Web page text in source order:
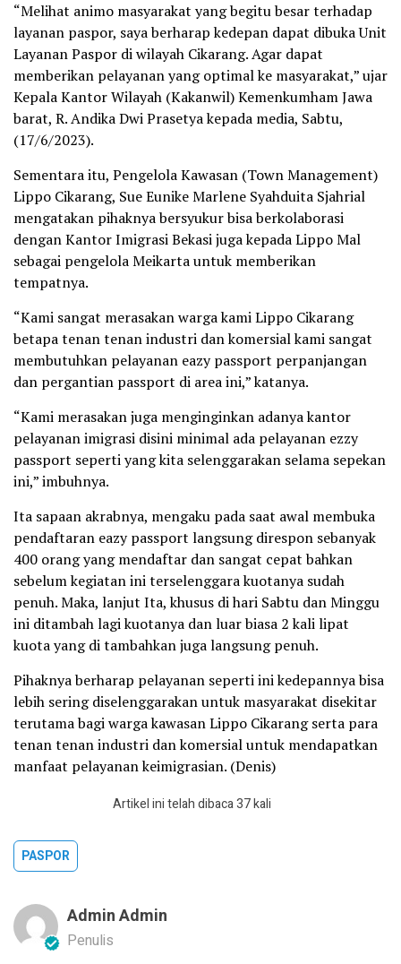
“Melihat animo masyarakat yang begitu besar terhadap
layanan paspor, saya berharap kedepan dapat dibuka Unit
Layanan Paspor di wilayah Cikarang. Agar dapat
memberikan pelayanan yang optimal ke masyarakat,” ujar
Kepala Kantor Wilayah (Kakanwil) Kemenkumham Jawa
barat, R. Andika Dwi Prasetya kepada media, Sabtu,
(17/6/2023).
Sementara itu, Pengelola Kawasan (Town Management)
Lippo Cikarang, Sue Eunike Marlene Syahduita Sjahrial
mengatakan pihaknya bersyukur bisa berkolaborasi
dengan Kantor Imigrasi Bekasi juga kepada Lippo Mal
sebagai pengelola Meikarta untuk memberikan
tempatnya.
“Kami sangat merasakan warga kami Lippo Cikarang
betapa tenan tenan industri dan komersial kami sangat
membutuhkan pelayanan eazy passport perpanjangan
dan pergantian passport di area ini,” katanya.
“Kami merasakan juga menginginkan adanya kantor
pelayanan imigrasi disini minimal ada pelayanan ezzy
passport seperti yang kita selenggarakan selama sepekan
ini,” imbuhnya.
Ita sapaan akrabnya, mengaku pada saat awal membuka
pendaftaran eazy passport langsung direspon sebanyak
400 orang yang mendaftar dan sangat cepat bahkan
sebelum kegiatan ini terselenggara kuotanya sudah
penuh. Maka, lanjut Ita, khusus di hari Sabtu dan Minggu
ini ditambah lagi kuotanya dan luar biasa 2 kali lipat
kuota yang di tambahkan juga langsung penuh.
Pihaknya berharap pelayanan seperti ini kedepannya bisa
lebih sering diselenggarakan untuk masyarakat disekitar
terutama bagi warga kawasan Lippo Cikarang serta para
tenan tenan industri dan komersial untuk mendapatkan
manfaat pelayanan keimigrasian. (Denis)
Artikel ini telah dibaca 37 kali
PASPOR
Admin Admin
Penulis